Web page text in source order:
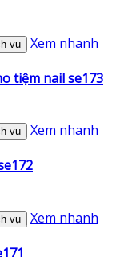
vụ Xem nhanh
tiệm nail se173
vụ Xem nhanh
vụ Xem nhanh